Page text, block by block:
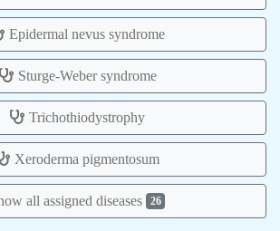
Epidermal nevus syndrome
Sturge-Weber syndrome
Trichothiodystrophy
Xeroderma pigmentosum
all assigned diseases 26